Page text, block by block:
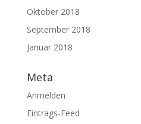
Oktober 2018
September 2018
Januar 2018
Meta
Anmelden
Eintrags-Feed